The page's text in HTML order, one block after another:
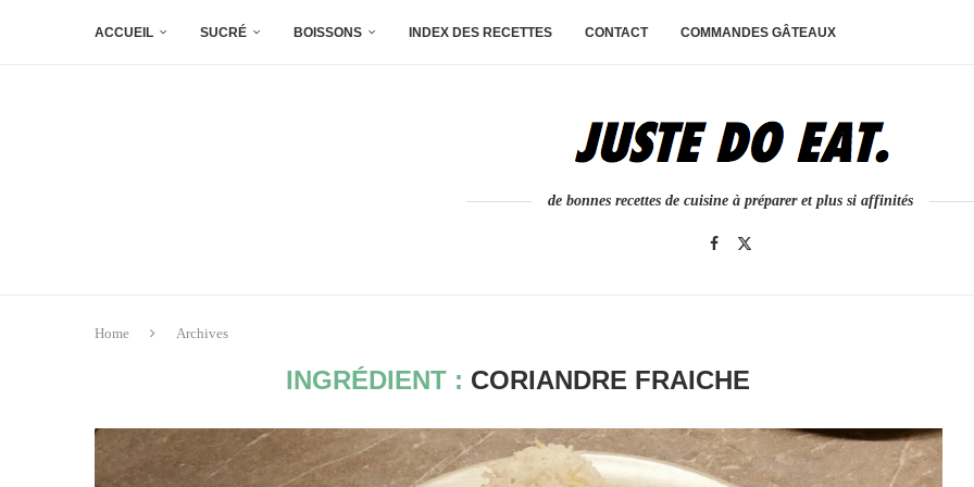
ACCUEIL SUCRÉ BOISSONS INDEX DES RECETTES CONTACT COMMANDES GÂTEAUX
de bonnes recettes de cuisine à préparer et plus si affinités
Home Archives
INGRÉDIENT : CORIANDRE FRAICHE